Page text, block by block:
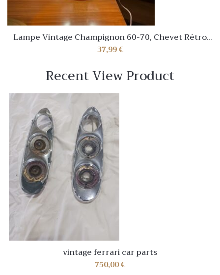
Lampe Vintage Champignon 60-70, Chevet Rétro
Design Italien, LED Incluses Modern
37,99€
Recent View Product
vintage ferrari car parts
750,00€